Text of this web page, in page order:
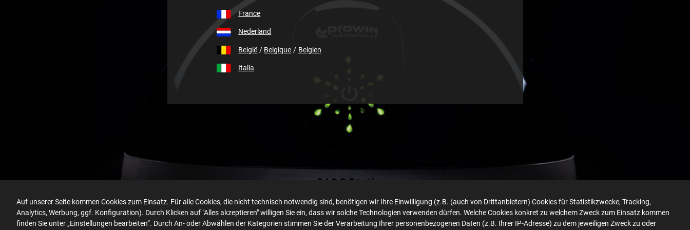
France
Nederland
België / Belgique / Belgien
Italia
Auf unserer Seite kommen Cookies zum Einsatz. Für alle Cookies, die nicht technisch notwendig sind, benötigen wir Ihre Einwilligung (z.B. (auch von Drittanbietern) Cookies für Statistikzwecke, Tracking,
Analytics, Werbung, ggf. Konfiguration). Durch Klicken auf "Alles akzeptieren" willigen Sie ein, dass wir solche Technologien verwenden dürfen. Welche Cookies konkret zu welchem Zweck zum Einsatz kommen
finden Sie unter „Einstellungen bearbeiten“. Durch An- oder Abwählen der Kategorien stimmen Sie der Verarbeitung Ihrer personenbezogenen Daten (z.B. Ihrer IP-Adresse) zu dem jeweiligen Zweck zu oder